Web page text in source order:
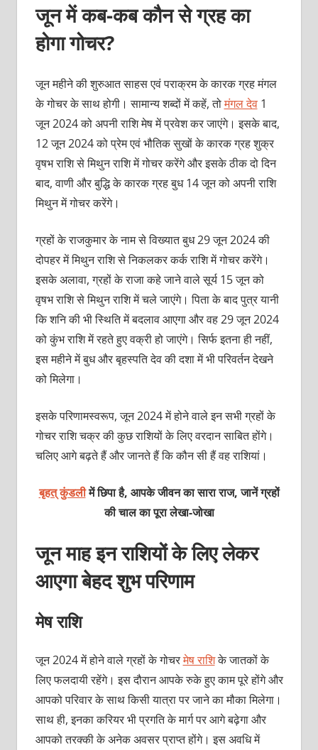
जून में कब-कब कौन से ग्रह का
होगा गोचर?
जून महीने की शुरुआत साहस एवं पराक्रम के कारक ग्रह मंगल
के गोचर के साथ होगी। सामान्य शब्दों में कहें, तोमंगल देव1
जून 2024 को अपनी राशि मेष में प्रवेश कर जाएंगे। इसके बाद,
12 जून 2024 को प्रेम एवं भौतिक सुखों के कारक ग्रह शुक्र
वृषभ राशि से मिथुन राशि में गोचर करेंगे और इसके ठीक दो दिन
बाद, वाणी और बुद्धि के कारक ग्रह बुध 14 जून को अपनी राशि
मिथुन में गोचर करेंगे।
ग्रहों के राजकुमार के नाम से विख्यात बुध 29 जून 2024 की
दोपहर में मिथुन राशि से निकलकर कर्क राशि में गोचर करेंगे।
इसके अलावा, ग्रहों के राजा कहे जाने वाले सूर्य 15 जून को
वृषभ राशि से मिथुन राशि में चले जाएंगे। पिता के बाद पुत्र यानी
कि शनि की भी स्थिति में बदलाव आएगा और वह 29 जून 2024
को कुंभ राशि में रहते हुए वक्री हो जाएंगे। सिर्फ इतना ही नहीं,
इस महीने में बुध और बृहस्पति देव की दशा में भी परिवर्तन देखने
को मिलेगा।
इसके परिणामस्वरूप, जून 2024 में होने वाले इन सभी ग्रहों के
गोचर राशि चक्र की कुछ राशियों के लिए वरदान साबित होंगे।
चलिए आगे बढ़ते हैं और जानते हैं कि कौन सी हैं वह राशियां।
बृहत् कुंडलीमें छिपा है, आपके जीवन का सारा राज, जानें ग्रहों
की चाल का पूरालेखा-जोखा
जून माह इन राशियों के लिए लेकर
आएगा बेहद शुभ परिणाम
मेष राशि
जून 2024 में होने वाले ग्रहों के गोचरमेष राशिके जातकों के
लिए फलदायी रहेंगे। इस दौरान आपके रुके हुए काम पूरे होंगे और
आपको परिवार के साथ किसी यात्रा पर जाने का मौका मिलेगा।
साथ ही, इनका करियर भी प्रगति के मार्ग पर आगे बढ़ेगा और
आपको तरक्की के अनेक अवसर प्राप्त होंगे। इस अवधि में